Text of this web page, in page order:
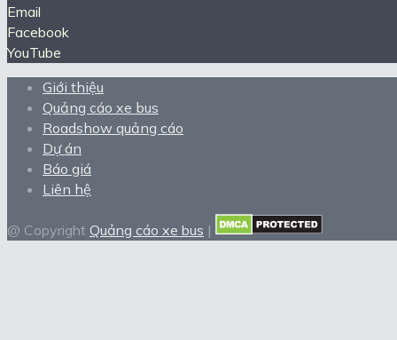
Email
Facebook
YouTube
Giới thiệu
Quảng cáo xe bus
Roadshow quảng cáo
Dự án
Báo giá
Liên hệ
@ Copyright Quảng cáo xe bus |